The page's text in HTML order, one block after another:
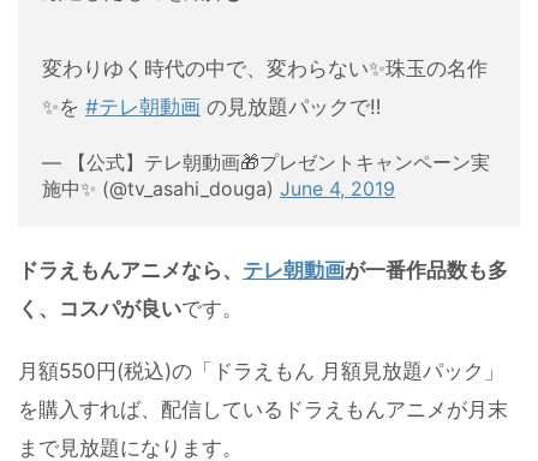
変わりゆく時代の中で、変わらない✨珠玉の名作
✨を #テレ朝動画 の見放題パックで‼
— 【公式】テレ朝動画🎁プレゼントキャンペーン実
施中✨ (@tv_asahi_douga) June 4, 2019
ドラえもんアニメなら、 テレ朝動画が一番作品数も多
く、コスパが良いです。
月額550円(税込)の「ドラえもん 月額見放題パック」
を購入すれば、配信しているドラえもんアニメが月末
まで見放題になります。